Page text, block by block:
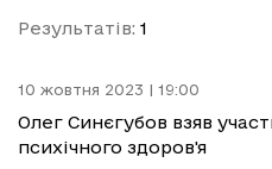
Результатів: 1
10 жовтня 2023 | 19:00
Олег Синєгубов взяв
психічного здоров'я